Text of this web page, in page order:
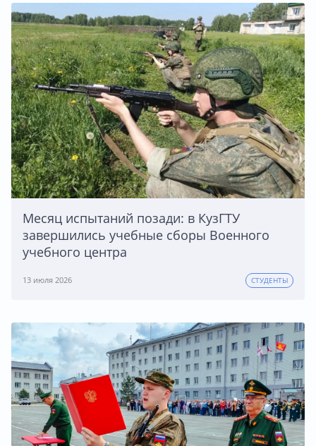
Месяц испытаний позади: в КузГТУ
завершились учебные сборы Военного
учебного центра
13 июля 2026 СТУДЕНТЫ